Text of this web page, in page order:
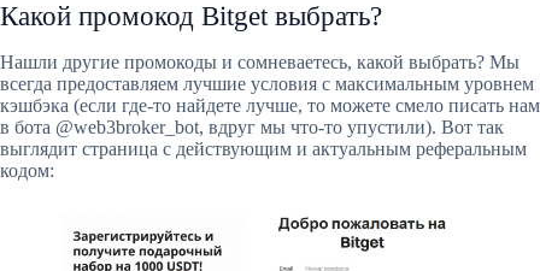
Какой промокод Bitget выбрать?
Нашли другие промокоды и сомневаетесь, какой выбрать? Мы
всегда предоставляем лучшие условия с максимальным уровнем
кэшбэка (если где-то найдете лучше, то можете смело писать нам
в бота @web3broker_bot, вдруг мы что-то упустили). Вот так
выглядит страница с действующим и актуальным реферальным
кодом: